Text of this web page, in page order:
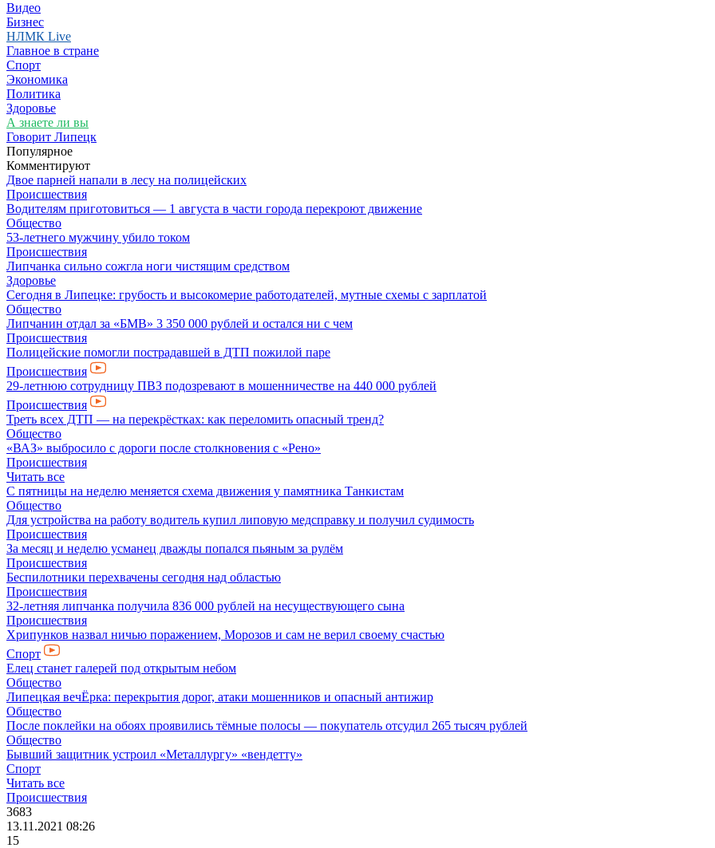
Видео
Бизнес
НЛМК Live
Главное в стране
Спорт
Экономика
Политика
Здоровье
А знаете ли вы
Говорит Липецк
Популярное
Комментируют
Двое парней напали в лесу на полицейских
Происшествия
Водителям приготовиться — 1 августа в части города перекроют движение
Общество
53-летнего мужчину убило током
Происшествия
Липчанка сильно сожгла ноги чистящим средством
Здоровье
Сегодня в Липецке: грубость и высокомерие работодателей, мутные схемы с зарплатой
Общество
Липчанин отдал за «БМВ» 3 350 000 рублей и остался ни с чем
Происшествия
Полицейские помогли пострадавшей в ДТП пожилой паре
Происшествия
29-летнюю сотрудницу ПВЗ подозревают в мошенничестве на 440 000 рублей
Происшествия
Треть всех ДТП — на перекрёстках: как переломить опасный тренд?
Общество
«ВАЗ» выбросило с дороги после столкновения с «Рено»
Происшествия
Читать все
С пятницы на неделю меняется схема движения у памятника Танкистам
Общество
Для устройства на работу водитель купил липовую медсправку и получил судимость
Происшествия
За месяц и неделю усманец дважды попался пьяным за рулём
Происшествия
Беспилотники перехвачены сегодня над областью
Происшествия
32-летняя липчанка получила 836 000 рублей на несуществующего сына
Происшествия
Хрипунков назвал ничью поражением, Морозов и сам не верил своему счастью
Спорт
Елец станет галерей под открытым небом
Общество
Липецкая вечЁрка: перекрытия дорог, атаки мошенников и опасный антижир
Общество
После поклейки на обоях проявились тёмные полосы — покупатель отсудил 265 тысяч рублей
Общество
Бывший защитник устроил «Металлургу» «вендетту»
Спорт
Читать все
Происшествия
3683
13.11.2021 08:26
15